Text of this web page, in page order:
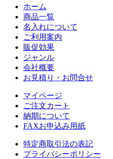
ホーム
商品一覧
名入れについて
ご利用案内
販促効果
ジャンル
会社概要
お見積り・お問合せ
マイページ
ご注文カート
納期について
FAXお申込み用紙
特定商取引法の表記
プライバシーポリシー